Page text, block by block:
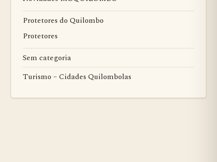
Protetores do Quilombo
Protetores
Sem categoria
Turismo – Cidades Quilombolas